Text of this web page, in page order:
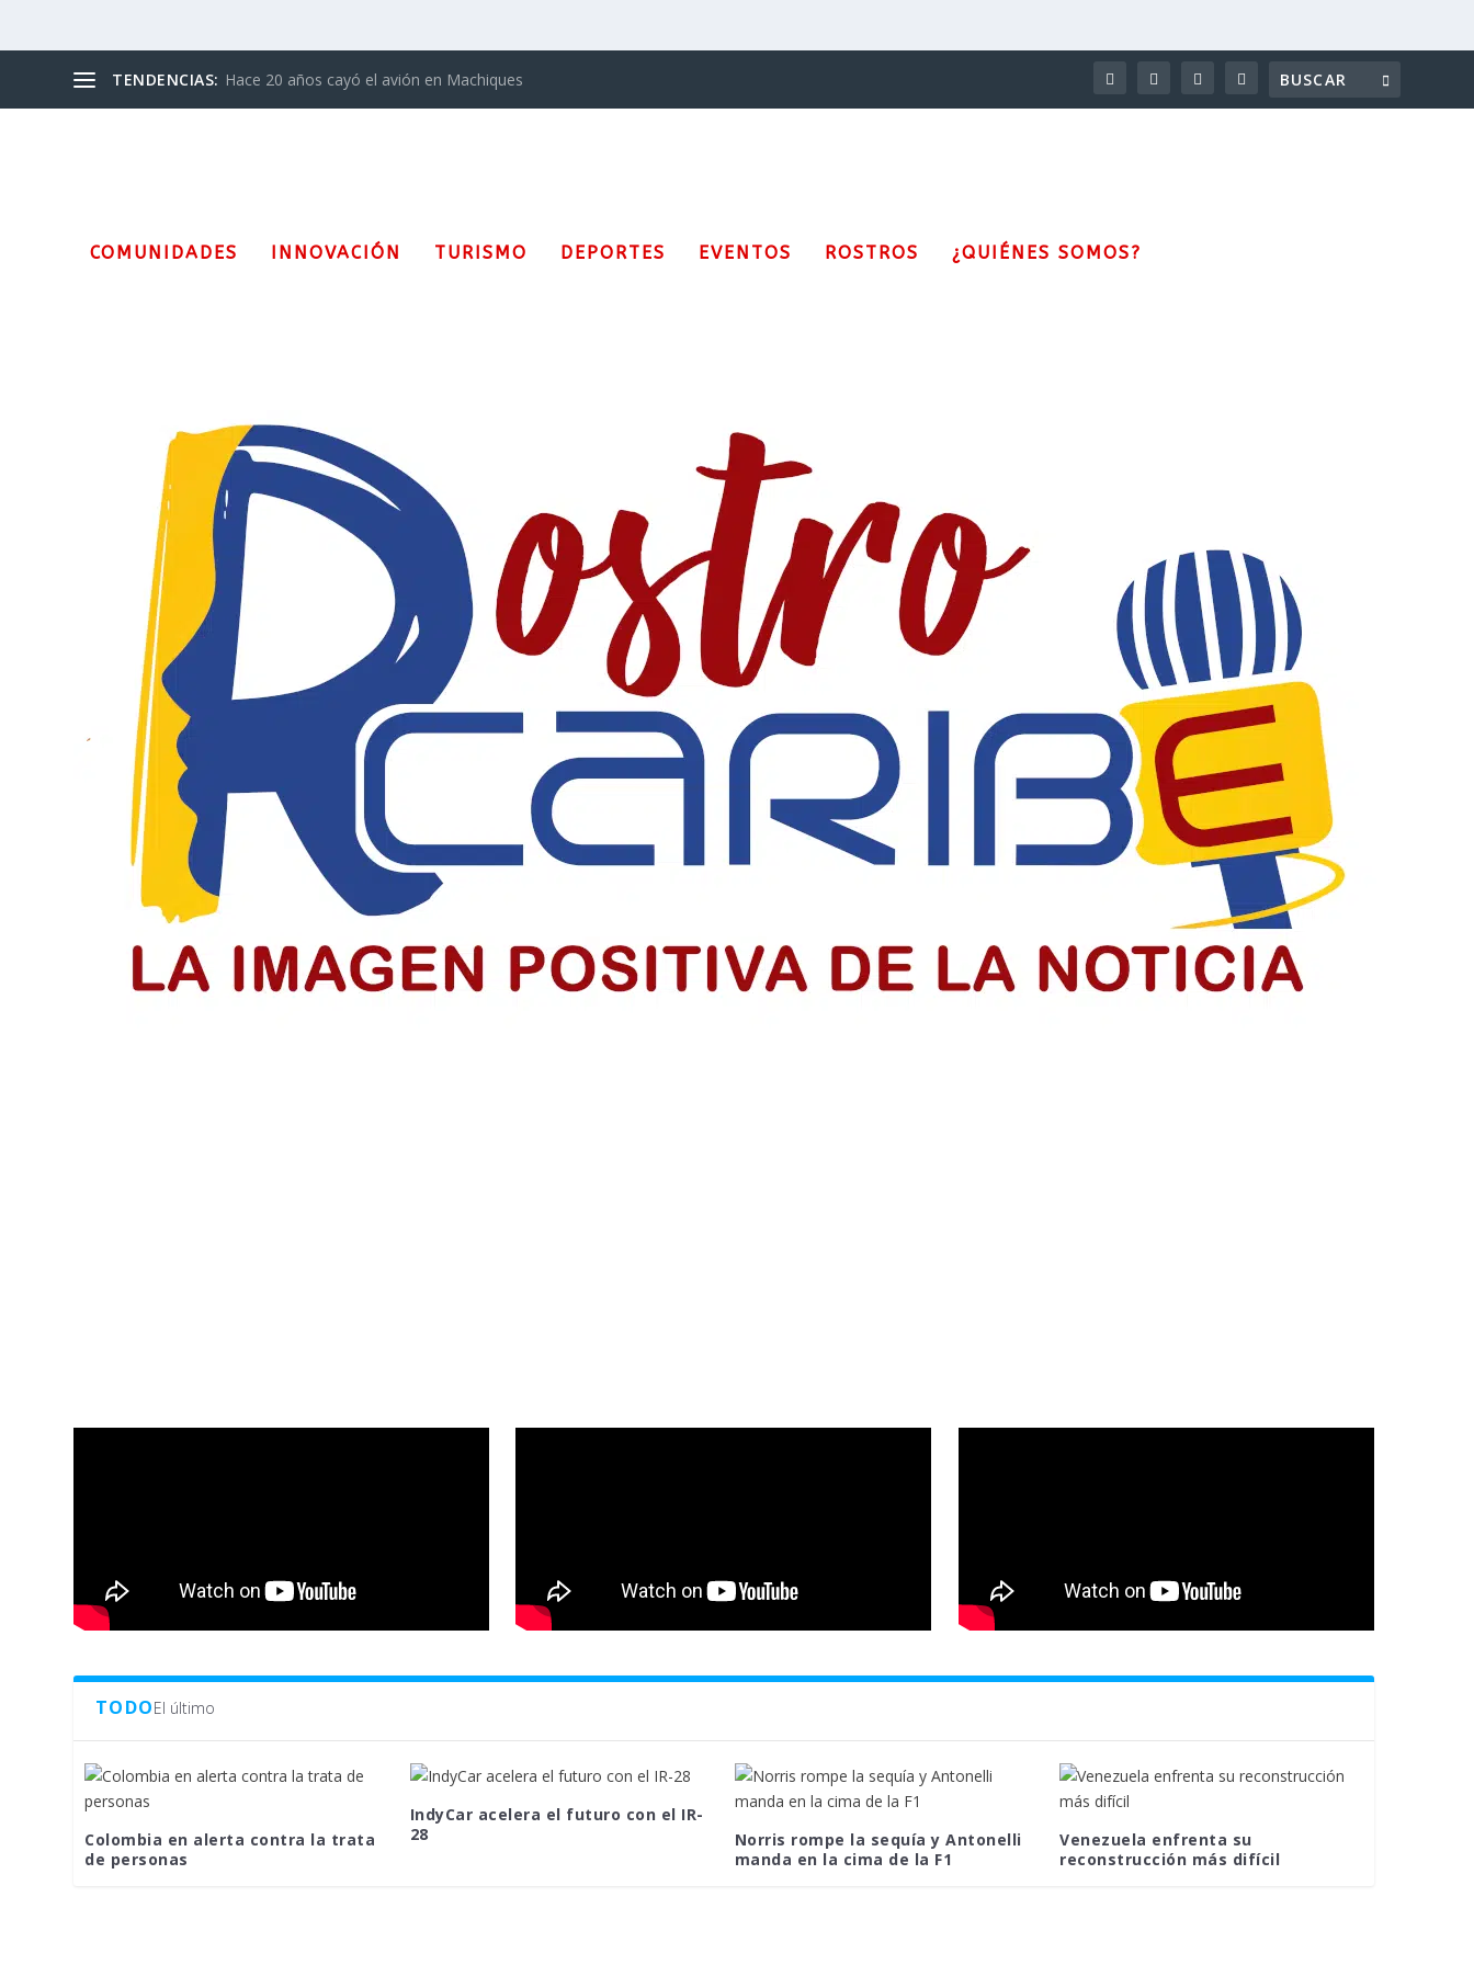
TENDENCIAS: Hace 20 años cayó el avión en Machiques
COMUNIDADES INNOVACIÓN TURISMO DEPORTES EVENTOS ROSTROS ¿QUIÉNES SOMOS?
El Día del Periodista y Comunicador SociaI en Colombia
El periodista y comunicador social en Colombia paga un precio alto por informar, pero su labor sigue sosteniendo la democracia y construyendo país
LEER MÁS
Jóvenes de Chiquinquirá cierran el ciclo sacramental del centenario
Jóvenes recibieron la confirmación en el cierre del ciclo sacramental del centenario de la Parroquia Chiquinquirá en Barranquilla
LEER MÁS
TODOEl último
Colombia en alerta contra la trata
de personas
IndyCar acelera el futuro con el IR-
28
Norris rompe la sequía y Antonelli
manda en la cima de la F1
Venezuela enfrenta su
reconstrucción más difícil